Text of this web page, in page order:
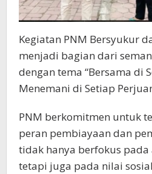
Kegiatan PNM Bersyukur
menjadi bagian dari
dengan tema “Bersama di
Menemani di Setiap
PNM berkomitmen untuk
peran pembiayaan dan
tidak hanya berfokus pada
tetapi juga pada nilai